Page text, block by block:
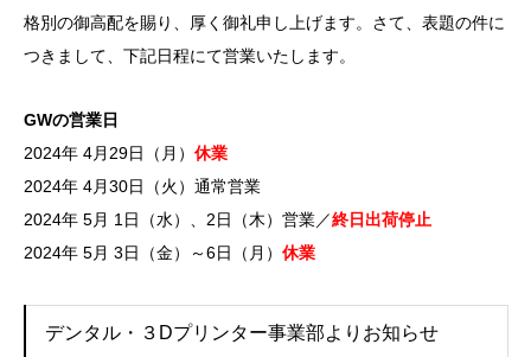
格別の御高配を賜り、厚く御礼申し上げます。さて、表題の件に
つきまして、下記日程にて営業いたします。
GWの営業日
2024年 4月29日（月） 休業
2024年 4月30日（火）通常営業
2024年 5月 1日（水）、2日（木）営業／終日出荷停止
2024年 5月 3日（金）～6日（月） 休業
デンタル・３Dプリンター事業部よりお知らせ